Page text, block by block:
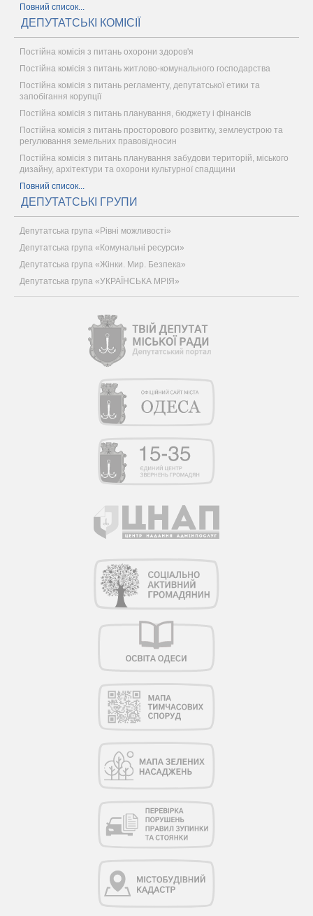
Повний список...
ДЕПУТАТСЬКІ КОМІСІЇ
Постійна комісія з питань охорони здоров'я
Постійна комісія з питань житлово-комунального господарства
Постійна комісія з питань регламенту, депутатської етики та
запобігання корупції
Постійна комісія з питань планування, бюджету і фінансів
Постійна комісія з питань просторового розвитку, землеустрою та
регулювання земельних правовідносин
Постійна комісія з питань планування забудови територій, міського
дизайну, архітектури та охорони культурної спадщини
Повний список...
ДЕПУТАТСЬКІ ГРУПИ
Депутатська група «Рівні можливості»
Депутатська група «Комунальні ресурси»
Депутатська група «Жінки. Мир. Безпека»
Депутатська група «УКРАЇНСЬКА МРІЯ»